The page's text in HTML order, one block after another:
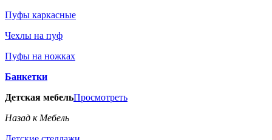
Пуфы каркасные
Чехлы на пуф
Пуфы на ножках
Банкетки
Детская мебельПросмотреть
Назад к Мебель